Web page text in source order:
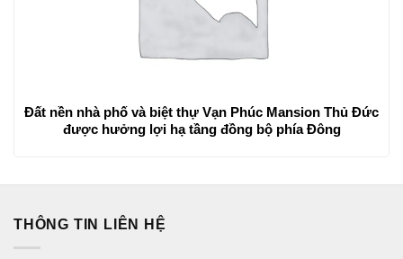
Đất nền nhà phố và biệt thự Vạn Phúc Mansion Thủ Đức
được hưởng lợi hạ tầng đồng bộ phía Đông
THÔNG TIN LIÊN HỆ